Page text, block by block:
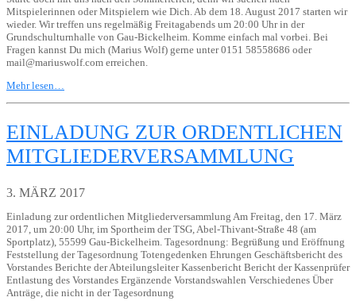
Mitspielerinnen oder Mitspielern wie Dich. Ab dem 18. August 2017 starten wir
wieder. Wir treffen uns regelmäßig Freitagabends um 20:00 Uhr in der
Grundschulturnhalle von Gau-Bickelheim. Komme einfach mal vorbei. Bei
Fragen kannst Du mich (Marius Wolf) gerne unter 0151 58558686 oder
mail@mariuswolf.com erreichen.
Mehr lesen…
EINLADUNG ZUR ORDENTLICHEN
MITGLIEDERVERSAMMLUNG
3. MÄRZ 2017
Einladung zur ordentlichen Mitgliederversammlung Am Freitag, den 17. März
2017, um 20:00 Uhr, im Sportheim der TSG, Abel-Thivant-Straße 48 (am
Sportplatz), 55599 Gau-Bickelheim. Tagesordnung: Begrüßung und Eröffnung
Feststellung der Tagesordnung Totengedenken Ehrungen Geschäftsbericht des
Vorstandes Berichte der Abteilungsleiter Kassenbericht Bericht der Kassenprüfer
Entlastung des Vorstandes Ergänzende Vorstandswahlen Verschiedenes Über
Anträge, die nicht in der Tagesordnung